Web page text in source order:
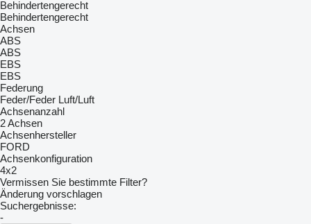
Behindertengerecht
Behindertengerecht
Achsen
ABS
ABS
EBS
EBS
Federung
Feder/Feder Luft/Luft
Achsenanzahl
2 Achsen
Achsenhersteller
FORD
Achsenkonfiguration
4x2
Vermissen Sie bestimmte Filter?
Änderung vorschlagen
Suchergebnisse:
-